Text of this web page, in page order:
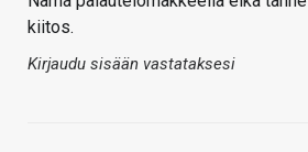
kiitos.
Kirjaudu sisään vastataksesi